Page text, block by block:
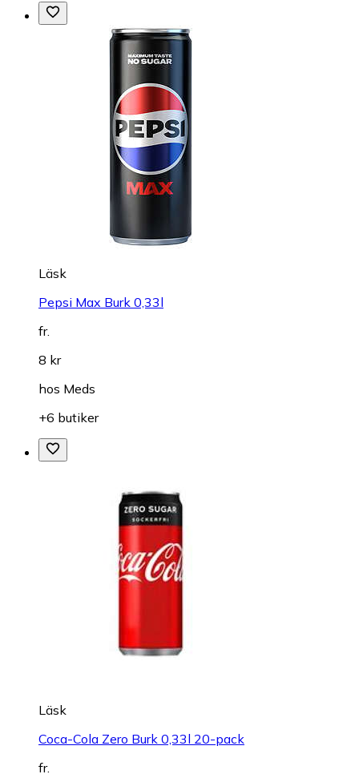
Läsk
Pepsi Max Burk 0,33l
fr.
8 kr
hos Meds
+6 butiker
Läsk
Coca-Cola Zero Burk 0,33l 20-pack
fr.